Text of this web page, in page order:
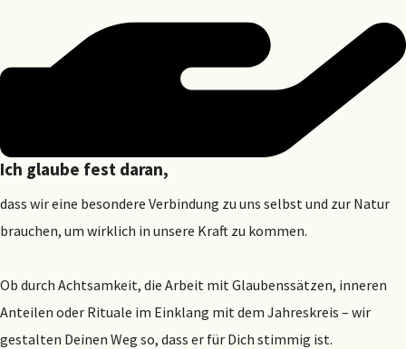
Ich glaube fest daran,
dass wir eine besondere Verbindung zu uns selbst und zur Natur
brauchen, um wirklich in unsere Kraft zu kommen.
Ob durch Achtsamkeit, die Arbeit mit Glaubenssätzen, inneren
Anteilen oder Rituale im Einklang mit dem Jahreskreis – wir
gestalten Deinen Weg so, dass er für Dich stimmig ist.